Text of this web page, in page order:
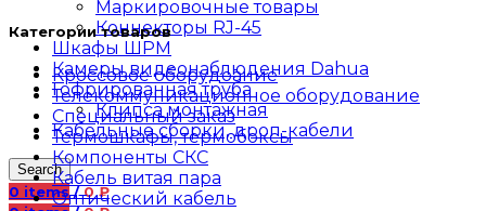
Маркировочные товары
Коннекторы RJ-45
Шкафы ШРМ
Камеры видеонаблюдения Dahua
Гофрированная труба
Клипса монтажная
Кабельные сборки, дроп-кабели
Search
0 items / 0₽
Категории товаров
Кроссовое оборудоание
Телекоммуникационное оборудование
Специальный заказ
Термошкафы, термобоксы
Компоненты СКС
Кабель витая пара
Оптический кабель